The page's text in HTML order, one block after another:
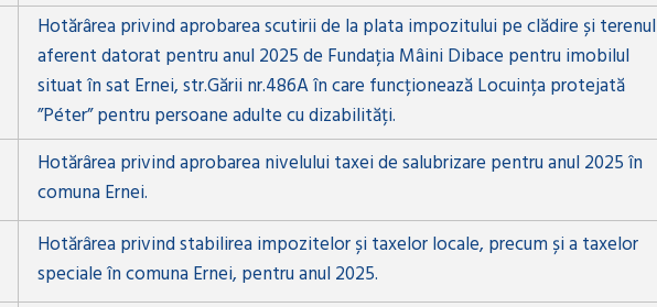
Hotărârea privind aprobarea scutirii de la plata impozitului pe clădire și terenul
aferent datorat pentru anul 2025 de Fundația Mâini Dibace pentru imobilul
situat în sat Ernei, str.Gării nr.486A în care funcționează Locuința protejată
”Péter” pentru persoane adulte cu dizabilități.
Hotărârea privind aprobarea nivelului taxei de salubrizare pentru anul 2025 în
comuna Ernei.
Hotărârea privind stabilirea impozitelor și taxelor locale, precum și a taxelor
speciale în comuna Ernei, pentru anul 2025.